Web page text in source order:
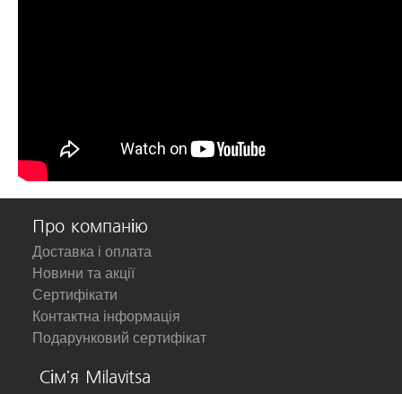
Про компанію
Доставка і оплата
Новини та акції
Сертифікати
Контактна інформація
Подарунковий сертифікат
Сім'я Milavitsa